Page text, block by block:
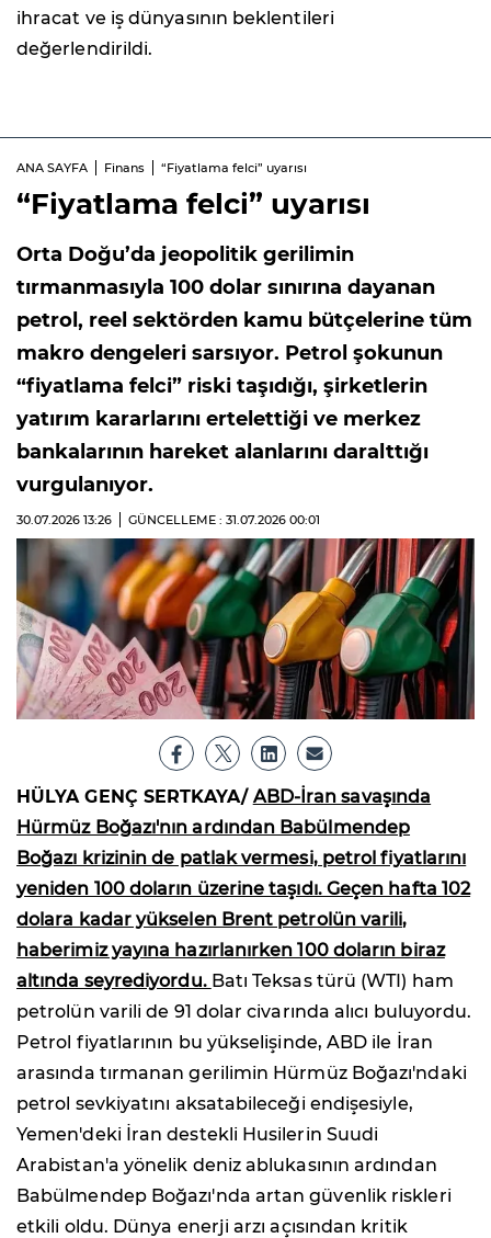
ihracat ve iş dünyasının beklentileri
değerlendirildi.
ANA SAYFA Finans “Fiyatlama felci” uyarısı
“Fiyatlama felci” uyarısı
Orta Doğu’da jeopolitik gerilimin
tırmanmasıyla 100 dolar sınırına dayanan
petrol, reel sektörden kamu bütçelerine tüm
makro dengeleri sarsıyor. Petrol şokunun
“fiyatlama felci” riski taşıdığı, şirketlerin
yatırım kararlarını ertelettiği ve merkez
bankalarının hareket alanlarını daralttığı
vurgulanıyor.
30.07.2026 13:26 GÜNCELLEME : 31.07.2026 00:01
HÜLYA GENÇ SERTKAYA/ ABD-İran savaşında
Hürmüz Boğazı'nın ardından Babülmendep
Boğazı krizinin de patlak vermesi, petrol fiyatlarını
yeniden 100 doların üzerine taşıdı. Geçen hafta 102
dolara kadar yükselen Brent petrolün varili,
haberimiz yayına hazırlanırken 100 doların biraz
altında seyrediyordu. Batı Teksas türü (WTI) ham
petrolün varili de 91 dolar civarında alıcı buluyordu.
Petrol fiyatlarının bu yükselişinde, ABD ile İran
arasında tırmanan gerilimin Hürmüz Boğazı'ndaki
petrol sevkiyatını aksatabileceği endişesiyle,
Yemen'deki İran destekli Husilerin Suudi
Arabistan'a yönelik deniz ablukasının ardından
Babülmendep Boğazı'nda artan güvenlik riskleri
etkili oldu. Dünya enerji arzı açısından kritik